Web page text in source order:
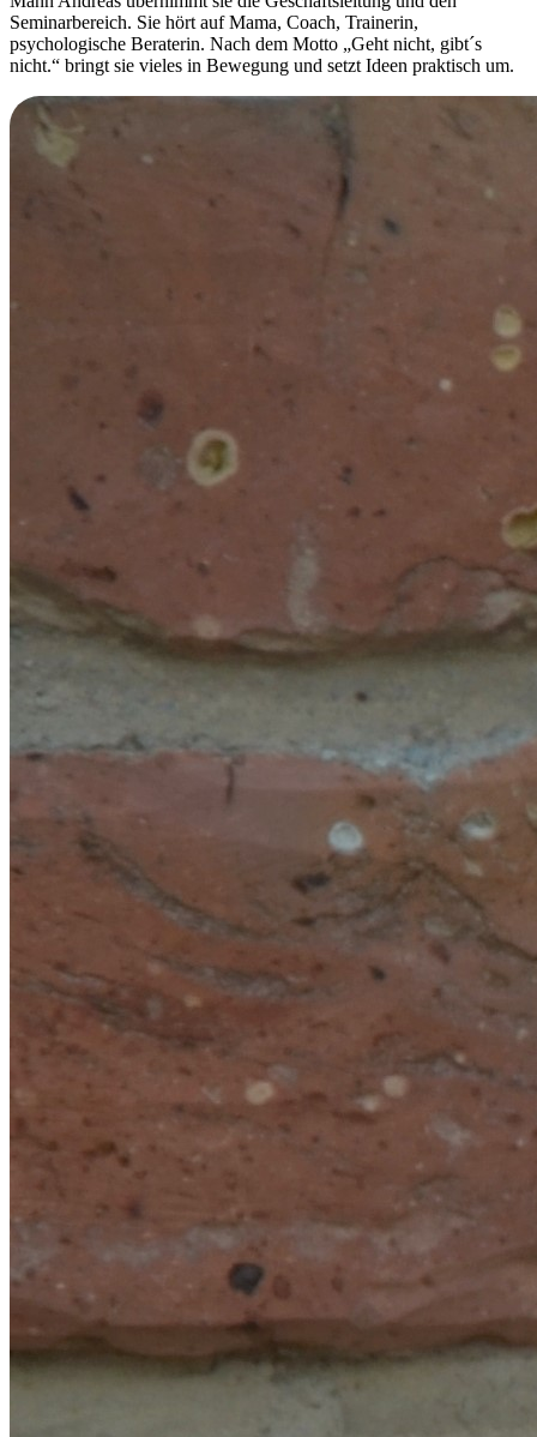
Seminarbereich. Sie hört auf Mama, Coach, Trainerin,
psychologische Beraterin. Nach dem Motto „Geht nicht, gibt´s
nicht.“ bringt sie vieles in Bewegung und setzt Ideen praktisch um.